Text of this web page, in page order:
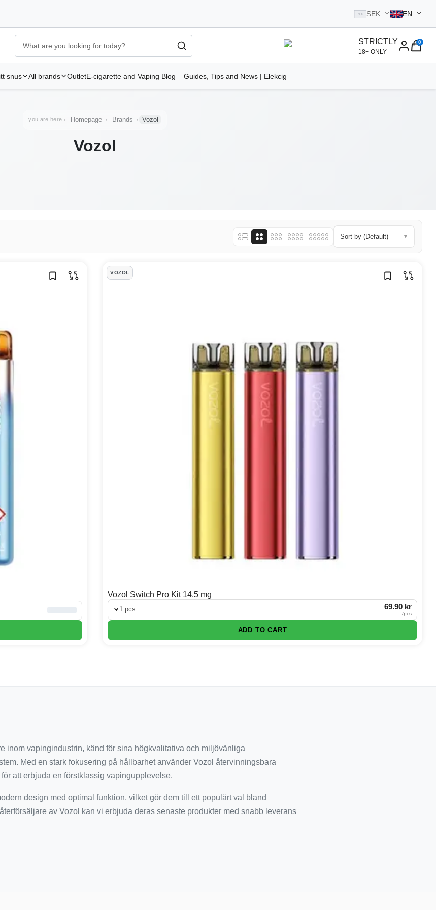
SEK SEK EN
→ Köp e-cigarett och elcigg online hos Elekcig -Go to homepage STRICTLY
18+ ONLY
0
snus All brands OutletE-cigarette and Vaping Blog – Guides, Tips and News | Elekcig
you are here Homepage Brands Vozol
Vozol
Sort by (Default) ▼
VOZOL
Vozol Switch Pro Kit 14.5 mg
1 pcs 69.90 kr
/pcs
ADD TO CART
inom vapingindustrin, känd för sina högkvalitativa och miljövänliga
Med en stark fokusering på hållbarhet använder Vozol återvinningsbara
att erbjuda en förstklassig vapingupplevelse.
design med optimal funktion, vilket gör dem till ett populärt val bland
av Vozol kan vi erbjuda deras senaste produkter med snabb leverans